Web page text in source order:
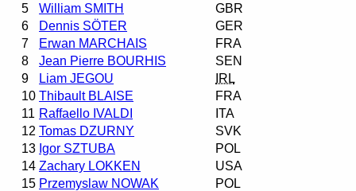
5
William SMITH
GBR
6
Dennis SÖTER
GER
7
Erwan MARCHAIS
FRA
8
Jean Pierre BOURHIS
SEN
9
Liam JEGOU
IRL
10 Thibault BLAISE
FRA
11 Raffaello IVALDI
ITA
12 Tomas DZURNY
SVK
13 Igor SZTUBA
POL
14 Zachary LOKKEN
USA
15 Przemyslaw NOWAK
POL